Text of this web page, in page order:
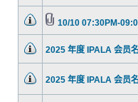
10/10 07:30PM-
2025 年度 IPALA 会员
2025 年度 IPALA 会员